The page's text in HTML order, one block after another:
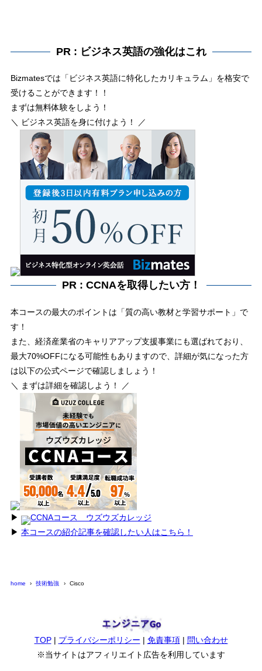
PR : ビジネス英語の強化はこれ
Bizmatesでは「ビジネス英語に特化したカリキュラム」を格安で
受けることができます！！
まずは無料体験をしよう！
＼ ビジネス英語を身に付けよう！ ／
PR : CCNAを取得したい方！
本コースの最大のポイントは「質の高い教材と学習サポート」で
す！
また、経済産業省のキャリアアップ支援事業にも選ばれており、
最大70%OFFになる可能性もありますので、詳細が気になった方
は以下の公式ページで確認しましょう！
＼ まずは詳細を確認しよう！ ／
▶︎
CCNAコース ウズウズカレッジ
▶︎ 本コースの紹介記事を確認したい人はこちら！
home 技術勉強 Cisco
TOP| プライバシーポリシー | 免責事項| 問い合わせ
※当サイトはアフィリエイト広告を利用しています